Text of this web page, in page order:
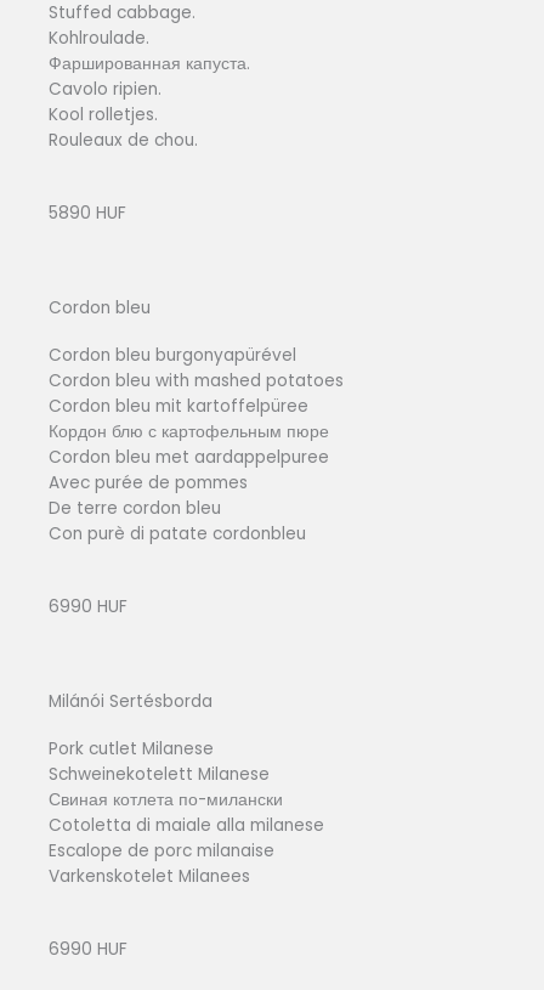
Stuffed cabbage.
Kohlroulade.
Фаршированная капуста.
Cavolo ripien.
Kool rolletjes.
Rouleaux de chou.
5890 HUF
Cordon bleu
Cordon bleu burgonyapürével
Cordon bleu with mashed potatoes
Cordon bleu mit kartoffelpüree
Кордон блю с картофельным пюре
Cordon bleu met aardappelpuree
Avec purée de pommes
De terre cordon bleu
Con purè di patate cordonbleu
6990 HUF
Milánói Sertésborda
Pork cutlet Milanese
Schweinekotelett Milanese
Свиная котлета по-милански
Cotoletta di maiale alla milanese
Escalope de porc milanaise
Varkenskotelet Milanees
6990 HUF